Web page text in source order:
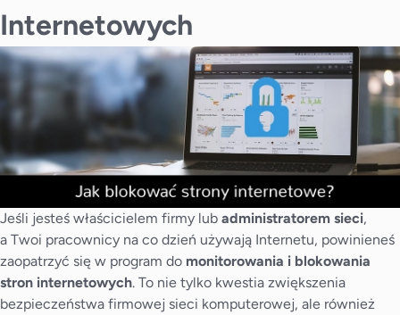
Internetowych
Jeśli jesteś właścicielem firmy lub administratorem sieci,
a Twoi pracownicy na co dzień używają Internetu, powinieneś
zaopatrzyć się w program do monitorowania i blokowania
stron internetowych. To nie tylko kwestia zwiększenia
bezpieczeństwa firmowej sieci komputerowej, ale również